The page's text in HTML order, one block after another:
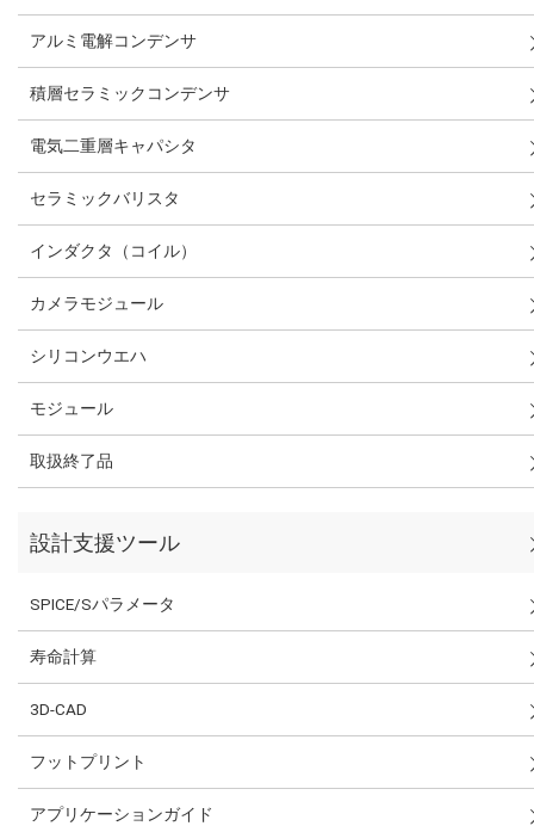
アルミ電解コンデンサ
積層セラミックコンデンサ
電気二重層キャパシタ
セラミックバリスタ
インダクタ（コイル）
カメラモジュール
シリコンウエハ
モジュール
取扱終了品
設計支援ツール
SPICE/Sパラメータ
寿命計算
3D-CAD
フットプリント
アプリケーションガイド